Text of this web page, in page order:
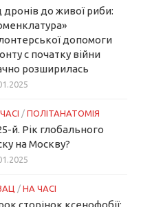
дронів до живої риби:
допомоги
с початку війни
розширилась
/ ПОЛІТАНАТОМІЯ
й. Рік глобального
на Москву?
/ НА ЧАСІ
сторінок ксенофобії: